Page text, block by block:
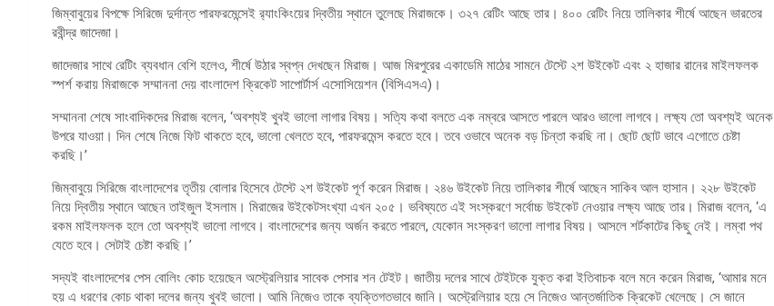
জিম্বাবুয়ের বিপক্ষে সিরিজে দুর্দান্ত পারফরমেন্সেই র‌্যাংকিংয়ের দ্বিতীয় স্থানে তুলেছে মিরাজকে। ৩২৭ রেটিং আছে তার। ৪০০ রেটিং নিয়ে তালিকার শীর্ষে আছেন ভারতের
রবীন্দ্র জাদেজা।
জাদেজার সাথে রেটিং ব্যবধান বেশি হলেও, শীর্ষে উঠার স্বপ্ন দেখছেন মিরাজ। আজ মিরপুরের একাডেমি মাঠের সামনে টেস্টে ২শ উইকেট এবং ২ হাজার রানের মাইলফলক
স্পর্শ করায় মিরাজকে সম্মাননা দেয় বাংলাদেশ ক্রিকেট সাপোর্টার্স এসোসিয়েশন (বিসিএসএ)।
সম্মাননা শেষে সাংবাদিকদের মিরাজ বলেন, ‘অবশ্যই খুবই ভালো লাগার বিষয়। সত্যি কথা বলতে এক নম্বরে আসতে পারলে আরও ভালো লাগবে। লক্ষ্য তো অবশ্যই অনেক
উপরে যাওয়া। দিন শেষে নিজে ফিট থাকতে হবে, ভালো খেলতে হবে, পারফরমেন্স করতে হবে। তবে ওভাবে অনেক বড় চিন্তা করছি না। ছোট ছোট ভাবে এগোতে চেষ্টা
করছি।’
জিম্বাবুয়ে সিরিজে বাংলাদেশের তৃতীয় বোলার হিসেবে টেস্টে ২শ উইকেট পূর্ণ করেন মিরাজ। ২৪৬ উইকেট নিয়ে তালিকার শীর্ষে আছেন সাকিব আল হাসান। ২২৮ উইকেট
নিয়ে দ্বিতীয় স্থানে আছেন তাইজুল ইসলাম। মিরাজের উইকেটসংখ্যা এখন ২০৫। ভবিষ্যতে এই সংস্করণে সর্বোচ্চ উইকেট নেওয়ার লক্ষ্য আছে তার। মিরাজ বলেন, ‘এ
রকম মাইলফলক হলে তো অবশ্যই ভালো লাগবে। বাংলাদেশের জন্য অর্জন করতে পারলে, যেকোন সংস্করণ ভালো লাগার বিষয়। আসলে শর্টকাটের কিছু নেই। লম্বা পথ
যেতে হবে। সেটাই চেষ্টা করছি।’
সদ্যই বাংলাদেশের পেস বোলিং কোচ হয়েছেন অস্ট্রেলিয়ার সাবেক পেসার শন টেইট। জাতীয় দলের সাথে টেইটকে যুক্ত করা ইতিবাচক বলে মনে করেন মিরাজ, ‘আমার মনে
হয় এ ধরণের কোচ থাকা দলের জন্য খুবই ভালো। আমি নিজেও তাকে ব্যক্তিগতভাবে জানি। অস্ট্রেলিয়ার হয়ে সে নিজেও আন্তর্জাতিক ক্রিকেট খেলেছে। সে জানে